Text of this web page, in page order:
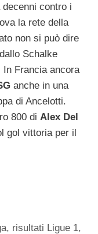
contro i
la rete della
non si può dire
Schalke
In Francia ancora
anche in una
di Ancelotti.
800 di Alex Del
gol vittoria per il
, risultati Ligue 1,